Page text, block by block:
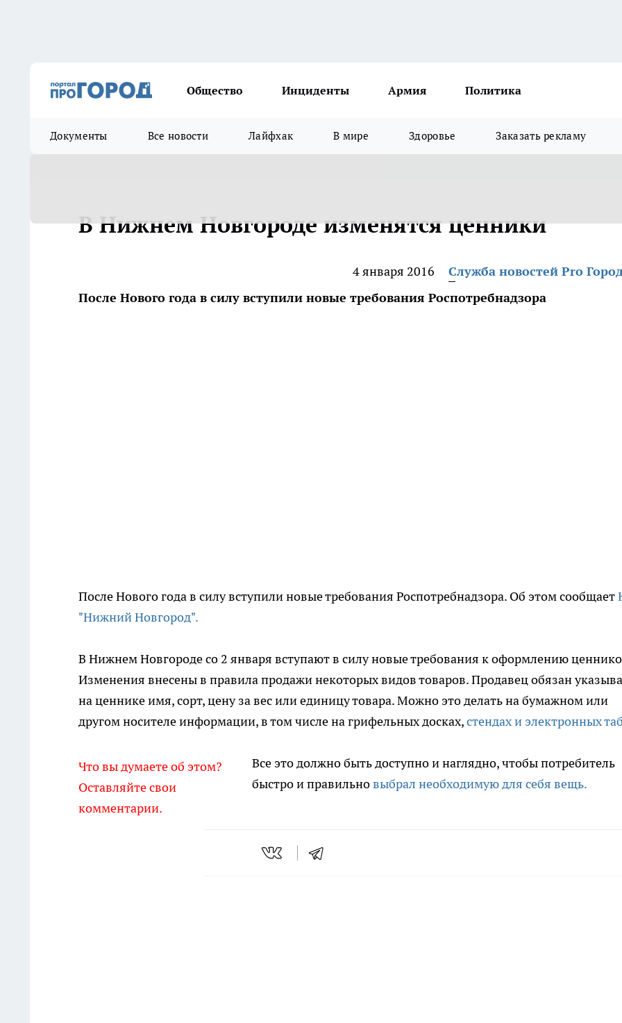
Общество Инциденты Армия Политика
Документы Все новости Лайфхак В мире Здоровье Заказать рекламу
В Нижнем Новгороде изменятся ценники
4 января 2016
Служба новостей Pro
После Нового года в силу вступили новые требования Роспотребнадзора
После Нового года в силу вступили новые требования Роспотребнадзора. Об этом сообщает
"Нижний Новгород".
В Нижнем Новгороде со 2 января вступают в силу новые требования к оформлению
Изменения внесены в правила продажи некоторых видов товаров. Продавец обязан
на ценнике имя, сорт, цену за вес или единицу товара. Можно это делать на бумажном или
другом носителе информации, в том числе на грифельных досках,стендах и электронных
Что вы думаете об этом?
Оставляйте свои
комментарии.
Все это должно быть доступно и наглядно, чтобы потребитель
быстро и правильновыбрал необходимую для себя вещь.